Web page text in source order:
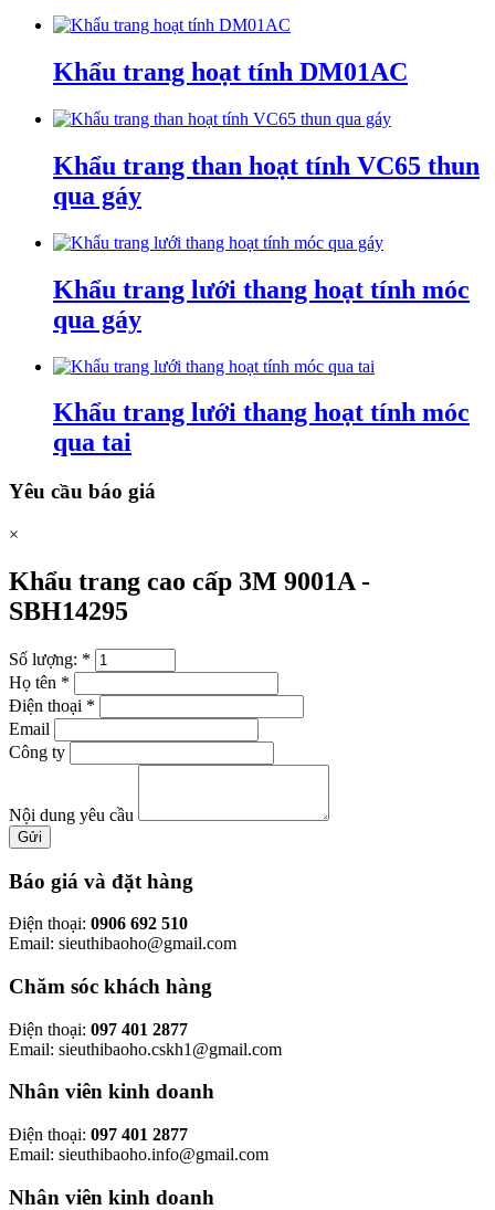
Khẩu trang hoạt tính DM01AC
Khẩu trang than hoạt tính VC65 thun
qua gáy
Khẩu trang lưới thang hoạt tính móc
qua gáy
Khẩu trang lưới thang hoạt tính móc
qua tai
Yêu cầu báo giá
×
Khẩu trang cao cấp 3M 9001A -
SBH14295
Số lượng: *
Họ tên *
Điện thoại *
Email
Công ty
Nội dung yêu cầu
Gửi
Báo giá và đặt hàng
Điện thoại: 0906 692 510
Email: sieuthibaoho@gmail.com
Chăm sóc khách hàng
Điện thoại: 097 401 2877
Email: sieuthibaoho.cskh1@gmail.com
Nhân viên kinh doanh
Điện thoại: 097 401 2877
Email: sieuthibaoho.info@gmail.com
Nhân viên kinh doanh